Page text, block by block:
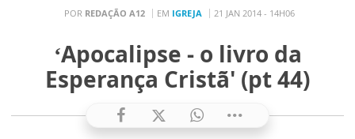
POR REDAÇÃO A12 EM IGREJA 21 JAN 2014 - 14H06
‘Apocalipse - o livro da
Esperança Cristã' (pt 44)